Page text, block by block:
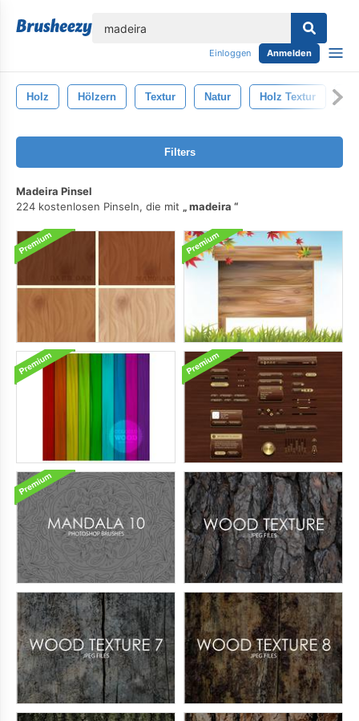
Einloggen Anmelden
Holz Hölzern Textur Natur Holz Textur
Filters
Madeira Pinsel
224 kostenlosen Pinseln, die mit
madeira